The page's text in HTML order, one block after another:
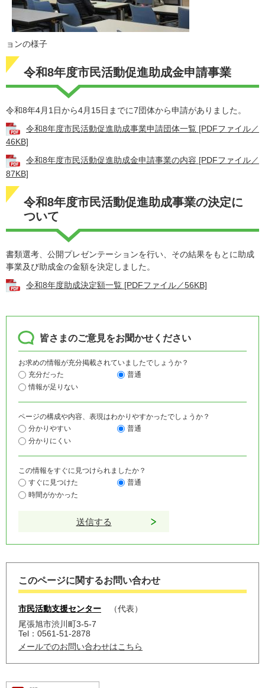
ョンの様子
令和8年度市民活動促進助成金申請事業
令和8年4月1日から4月15日までに7団体から申請がありました。
令和8年度市民活動促進助成事業申請団体一覧 [PDFファイル／
46KB]
令和8年度市民活動促進助成金申請事業の内容 [PDFファイル／
87KB]
令和8年度市民活動促進助成事業の決定に
ついて
書類選考、公開プレゼンテーションを行い、その結果をもとに助成
事業及び助成金の金額を決定しました。
令和8年度助成決定額一覧 [PDFファイル／56KB]
皆さまのご意見をお聞かせください
お求めの情報が充分掲載されていましたでしょうか？
充分だった
普通
情報が足りない
ページの構成や内容、表現はわかりやすかったでしょうか？
分かりやすい
普通
分かりにくい
この情報をすぐに見つけられましたか？
すぐに見つけた
普通
時間がかかった
このページに関するお問い合わせ
市民活動支援センター
代表
尾張旭市渋川町3-5-7
Tel：0561-51-2878
メールでのお問い合わせはこちら